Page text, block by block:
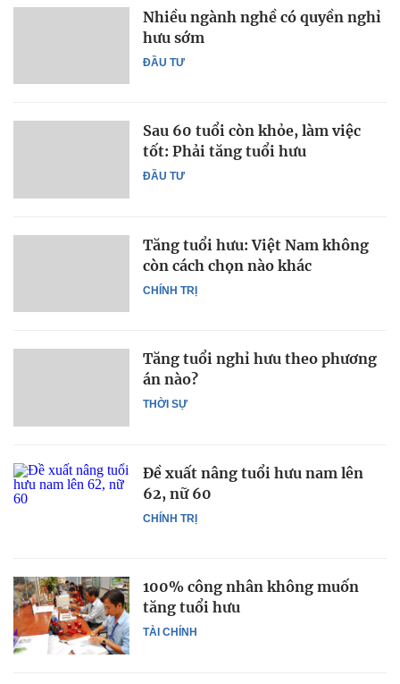
ĐẦU TƯ
Nhiều ngành nghề có quyền nghỉ
hưu sớm
ĐẦU TƯ
Sau 60 tuổi còn khỏe, làm việc
tốt: Phải tăng tuổi hưu
CHÍNH TRỊ
Tăng tuổi hưu: Việt Nam không
còn cách chọn nào khác
THỜI SỰ
Tăng tuổi nghỉ hưu theo phương
án nào?
CHÍNH TRỊ
Đề xuất nâng tuổi hưu nam lên
62, nữ 60
TÀI CHÍNH
100% công nhân không muốn
tăng tuổi hưu